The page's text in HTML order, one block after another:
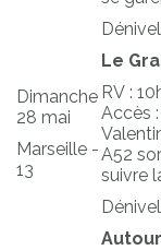
Dimanche
28 mai
Marseille -
13
Le
RV :
Accès
A52
suivre